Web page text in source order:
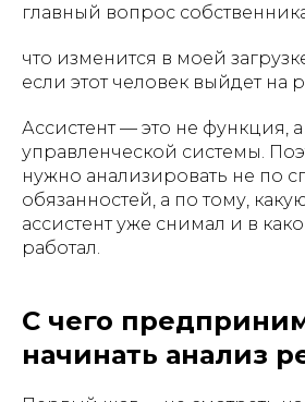
главный вопрос
что изменится в моей
если этот человек выйдет на
Ассистент — это не функция, а
управленческой системы.
нужно анализировать не по
обязанностей, а по тому,
ассистент уже снимал и в
работал.
С чего
начинать анализ